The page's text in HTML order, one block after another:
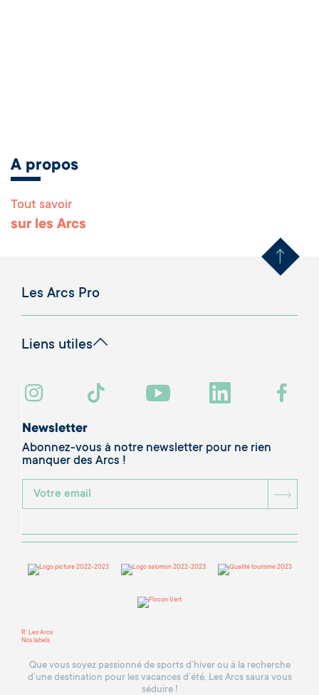
A propos
Tout savoir
sur les Arcs Remonter
Les Arcs Pro
Liens utiles
Newsletter
Abonnez-vous à notre newsletter pour ne rien
manquer des Arcs !
R' Les Arcs
Nos labels
Que vous soyez passionné de sports d’hiver ou à la recherche
d’une destination pour les vacances d’été, Les Arcs saura vous
séduire !